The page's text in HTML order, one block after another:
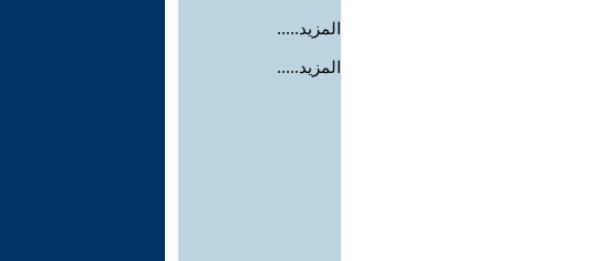
المزيد.....
المزيد.....